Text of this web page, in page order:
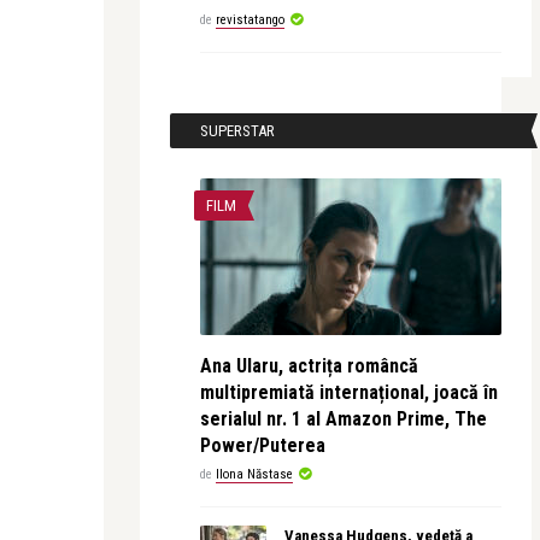
de revistatango
SUPERSTAR
FILM
Ana Ularu, actrița româncă
multipremiată internațional, joacă în
serialul nr. 1 al Amazon Prime, The
Power/Puterea
de Ilona Năstase
Vanessa Hudgens, vedetă a